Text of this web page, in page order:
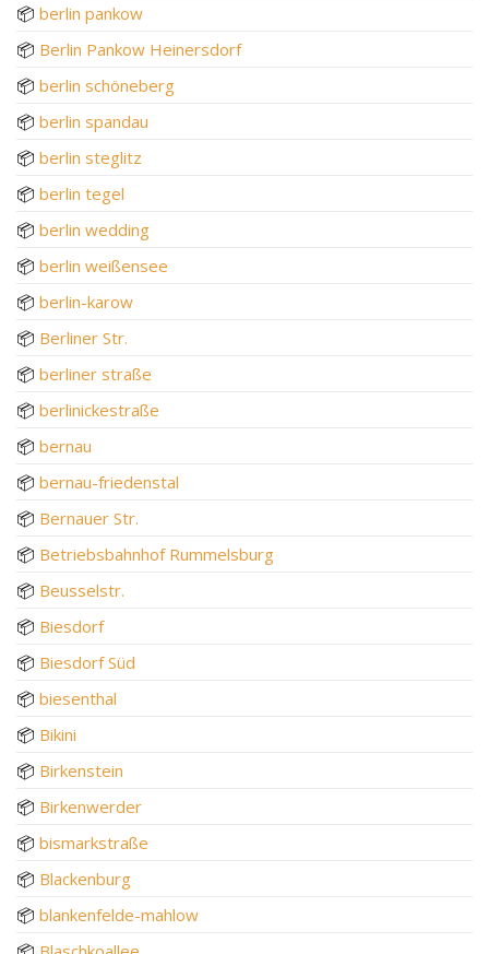
📦 berlin pankow
📦 Berlin Pankow Heinersdorf
📦 berlin schöneberg
📦 berlin spandau
📦 berlin steglitz
📦 berlin tegel
📦 berlin wedding
📦 berlin weißensee
📦 berlin-karow
📦 Berliner Str.
📦 berliner straße
📦 berlinickestraße
📦 bernau
📦 bernau-friedenstal
📦 Bernauer Str.
📦 Betriebsbahnhof Rummelsburg
📦 Beusselstr.
📦 Biesdorf
📦 Biesdorf Süd
📦 biesenthal
📦 Bikini
📦 Birkenstein
📦 Birkenwerder
📦 bismarkstraße
📦 Blackenburg
📦 blankenfelde-mahlow